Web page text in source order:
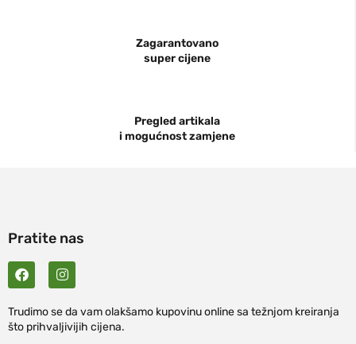
Zagarantovano
super cijene
Pregled artikala
i mogućnost zamjene
Pratite nas
Trudimo se da vam olakšamo kupovinu online sa težnjom kreiranja
što prihvaljivijih cijena.